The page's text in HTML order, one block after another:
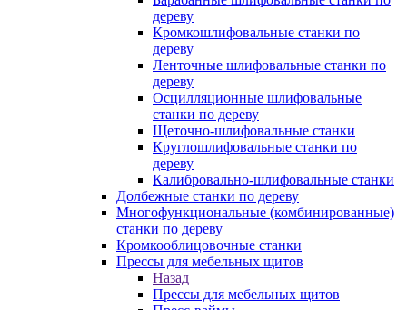
дереву
Кромкошлифовальные станки по
дереву
Ленточные шлифовальные станки по
дереву
Осцилляционные шлифовальные
станки по дереву
Щеточно-шлифовальные станки
Круглошлифовальные станки по
дереву
Калибровально-шлифовальные станки
Долбежные станки по дереву
Многофункциональные (комбинированные)
станки по дереву
Кромкооблицовочные станки
Прессы для мебельных щитов
Назад
Прессы для мебельных щитов